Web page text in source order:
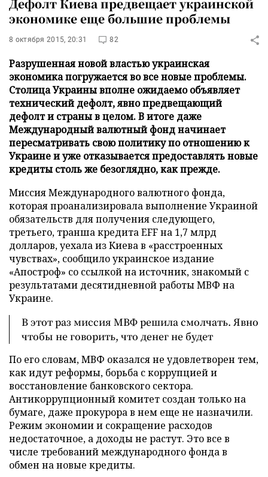
Дефолт Киева предвещает украинской
экономике еще большие проблемы
8 октября 2015, 20:31 82
Разрушенная новой властью украинская
экономика погружается во все новые проблемы.
Столица Украины вполне ожидаемо объявляет
технический дефолт, явно предвещающий
дефолт и страны в целом. В итоге даже
Международный валютный фонд начинает
пересматривать свою политику по отношению к
Украине и уже отказывается предоставлять новые
кредиты столь же безоглядно, как прежде.
Миссия Международного валютного фонда,
которая проанализировала выполнение Украиной
обязательств для получения следующего,
третьего, транша кредита EFF на 1,7 млрд
долларов, уехала из Киева в «расстроенных
чувствах», сообщило украинское издание
«Апостроф» со ссылкой на источник, знакомый с
результатами десятидневной работы МВФ на
Украине.
В этот раз миссия МВФ решила смолчать. Явно
чтобы не говорить, что денег не будет
По его словам, МВФ оказался не удовлетворен тем,
как идут реформы, борьба с коррупцией и
восстановление банковского сектора.
Антикоррупционный комитет создан только на
бумаге, даже прокурора в нем еще не назначили.
Режим экономии и сокращение расходов
недостаточное, а доходы не растут. Это все в
числе требований международного фонда в
обмен на новые кредиты.